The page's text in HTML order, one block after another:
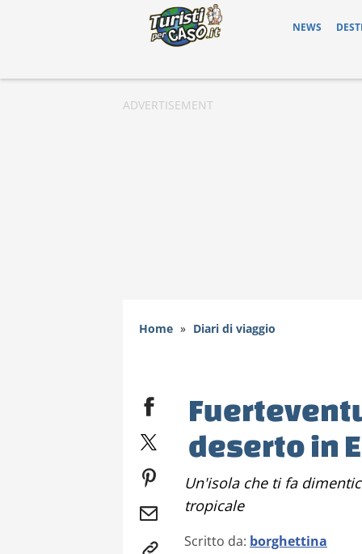
NEWS
Home » Diari di viaggio
deserto in
Un'isola che ti fa dimenticare di essere in Europa: selvaggia e
tropicale
Scritto da: borghettina